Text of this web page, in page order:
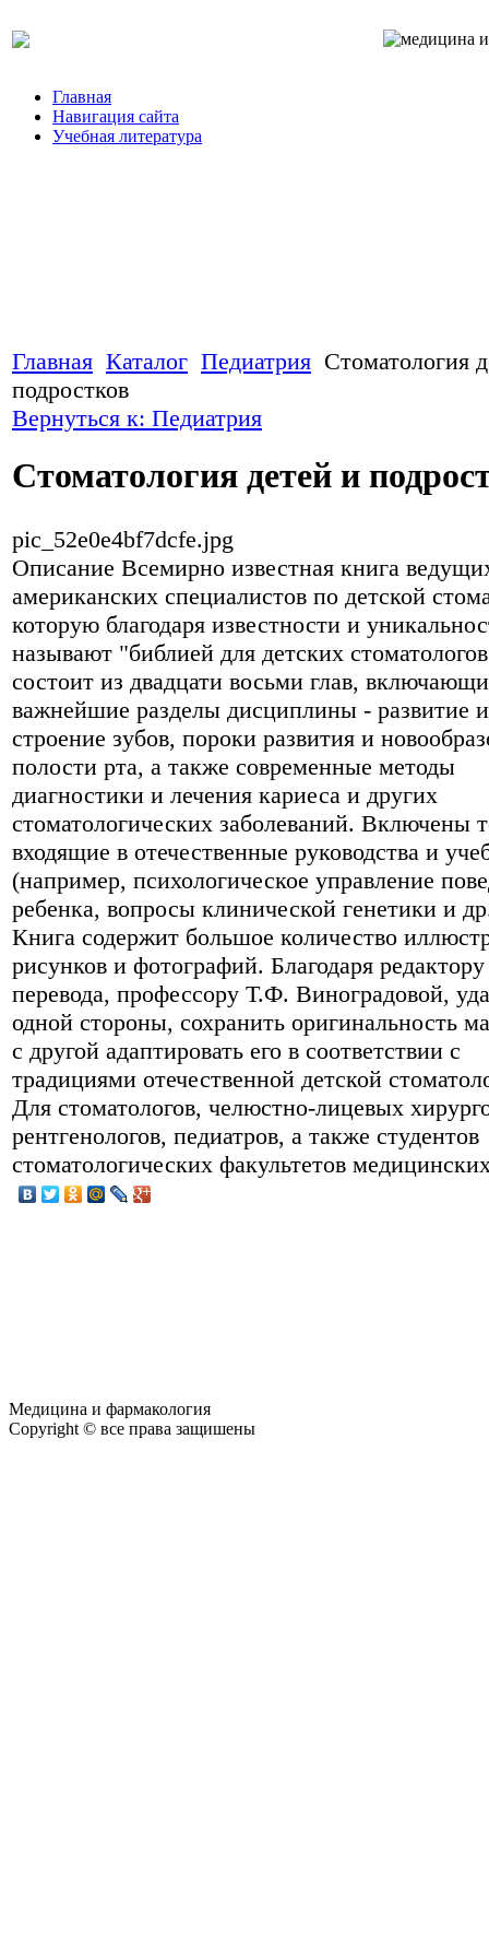
Главная
Навигация сайта
Учебная литература
Главная Каталог Педиатрия Стоматология
подростков
Вернуться к: Педиатрия
Стоматология детей и
pic_52e0e4bf7dcfe.jpg
Описание Всемирно известная книга
американских специалистов по детской
которую благодаря известности и
называют "библией для детских
состоит из двадцати восьми глав,
важнейшие разделы дисциплины - развитие и
строение зубов, пороки развития и
полости рта, а также современные методы
диагностики и лечения кариеса и других
стоматологических заболеваний. Включены
входящие в отечественные руководства и
(например, психологическое управление
ребенка, вопросы клинической генетики и
Книга содержит большое количество
рисунков и фотографий. Благодаря редактору
перевода, профессору Т.Ф. Виноградовой,
одной стороны, сохранить оригинальность
с другой адаптировать его в соответствии с
традициями отечественной детской
Для стоматологов, челюстно-лицевых
рентгенологов, педиатров, а также студентов
стоматологических факультетов
Медицина и фармакология
Copyright © все права защишены